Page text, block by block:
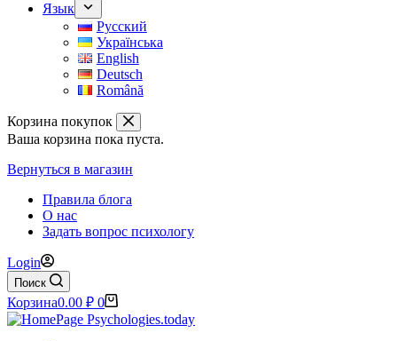
Язык
Русский
Українська
English
Deutsch
Română
Корзина покупок
Ваша корзина пока пуста.
Вернуться в магазин
Правила блога
О нас
Задать вопрос психологу
Login
Поиск
Корзина0.00 ₽ 0